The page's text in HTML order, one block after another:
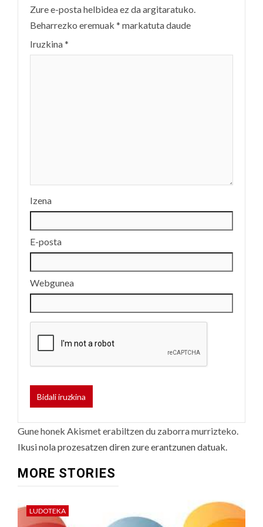
Zure e-posta helbidea ez da argitaratuko.
Beharrezko eremuak * markatuta daude
Iruzkina*
Izena
E-posta
Webgunea
Gune honek Akismet erabiltzen du zaborra murrizteko.
Ikusi nola prozesatzen diren zure erantzunen datuak.
MORE STORIES
LUDOTEKA